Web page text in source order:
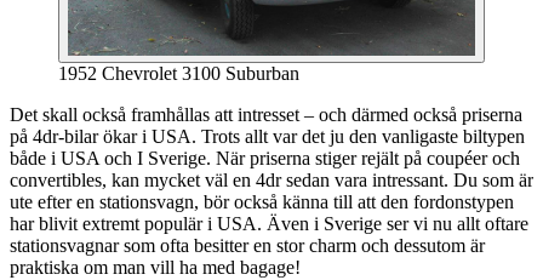
1952 Chevrolet 3100 Suburban
Det skall också framhållas att intresset – och därmed också priserna
på 4dr-bilar ökar i USA. Trots allt var det ju den vanligaste biltypen
både i USA och I Sverige. När priserna stiger rejält på coupéer och
convertibles, kan mycket väl en 4dr sedan vara intressant. Du som är
ute efter en stationsvagn, bör också känna till att den fordonstypen
har blivit extremt populär i USA. Även i Sverige ser vi nu allt oftare
stationsvagnar som ofta besitter en stor charm och dessutom är
praktiska om man vill ha med bagage!